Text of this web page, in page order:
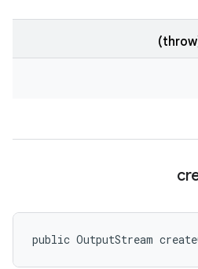
public OutputStream